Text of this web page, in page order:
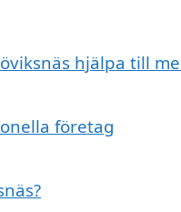
hjälpa till
företag